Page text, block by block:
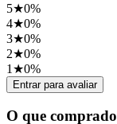
5★0%
4★0%
3★0%
2★0%
1 ★0%
Entrar para avaliar
O que